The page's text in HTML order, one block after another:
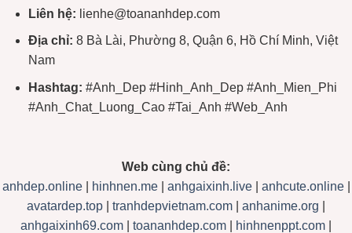
Liên hệ: lienhe@toananhdep.com
Địa chỉ: 8 Bà Lài, Phường 8, Quận 6, Hồ Chí Minh, Việt
Nam
Hashtag: #Anh_Dep #Hinh_Anh_Dep #Anh_Mien_Phi
#Anh_Chat_Luong_Cao #Tai_Anh #Web_Anh
Web cùng chủ đề:
anhdep.online| hinhnen.me| anhgaixinh.live| anhcute.online|
avatardep.top
tranhdepvietnam.com anhanime.org
anhgaixinh69.com
toananhdep.com hinhnenppt.com